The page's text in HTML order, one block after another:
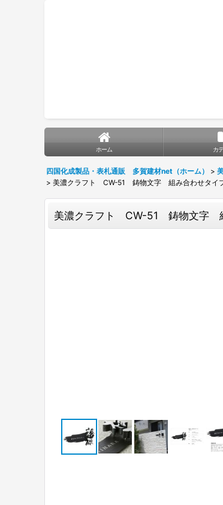
ホーム カ
四国化成製品・表札通販 多賀建材net（ホーム） >
> 美濃クラフト CW-51 鋳物文字 組み合わせタイ
美濃クラフト CW-51 鋳物文字 組